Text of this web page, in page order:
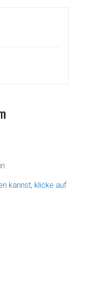
kannst, klicke auf